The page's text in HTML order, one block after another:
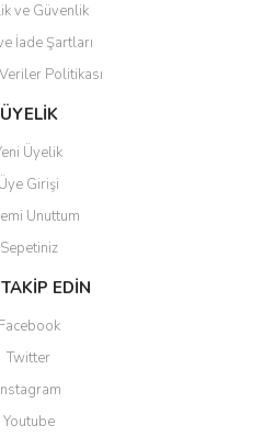
Gönder
ve Güvenlik
İade Şartları
Politikası
ÜYELİK
Üyelik
Üye Girişi
Unuttum
Sepetiniz
EDİN
Facebook
Twitter
Youtube